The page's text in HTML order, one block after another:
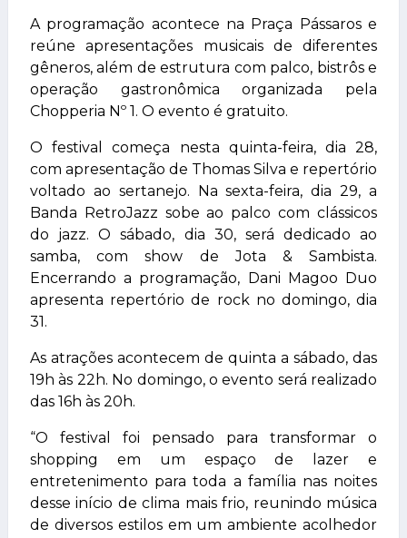
A programação acontece na Praça Pássaros e
reúne apresentações musicais de diferentes
gêneros, além de estrutura com palco, bistrôs e
operação gastronômica organizada pela
Chopperia Nº 1. O evento é gratuito.
O festival começa nesta quinta-feira, dia 28,
com apresentação de Thomas Silva e repertório
voltado ao sertanejo. Na sexta-feira, dia 29, a
Banda RetroJazz sobe ao palco com clássicos
do jazz. O sábado, dia 30, será dedicado ao
samba, com show de Jota & Sambista.
Encerrando a programação, Dani Magoo Duo
apresenta repertório de rock no domingo, dia
31.
As atrações acontecem de quinta a sábado, das
19h às 22h. No domingo, o evento será realizado
das 16h às 20h.
“O festival foi pensado para transformar o
shopping em um espaço de lazer e
entretenimento para toda a família nas noites
desse início de clima mais frio, reunindo música
de diversos estilos em um ambiente acolhedor